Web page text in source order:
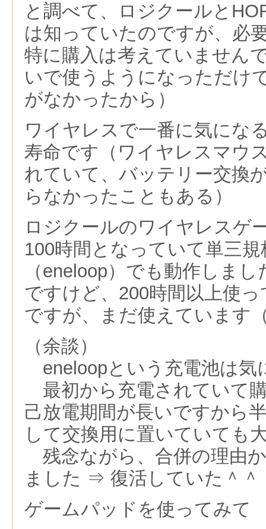
と調べて、ロジクールと
は知っていたのですが、必
特に購入は考えていません
いで使うようになっただけ
がなかったから）
ワイヤレスで一番に気にな
寿命です（ワイヤレスマウ
れていて、バッテリー交換
らなかったこともある）
ロジクールのワイヤレスゲ
100時間となっていて単三
（eneloop）でも動作しま
ですけど、200時間以上使
ですが、まだ使えています
（余談）
eneloopという充電池は気
最初から充電されていて
己放電期間が長いですから
して交換用に置いていても
残念ながら、合併の理由
ました ⇒ 復活していた＾＾
ゲームパッドを使ってみて